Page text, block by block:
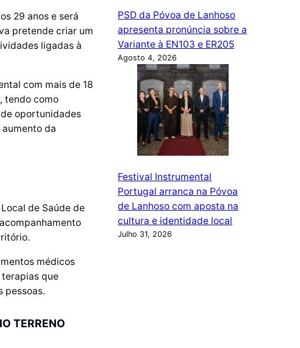
29 anos e será
pretende criar um
ligadas à
com mais de 18
tendo como
oportunidades
da
de Saúde de
médicos
que
pessoas.
TERRENO
PSD da Póvoa de Lanhoso
apresenta pronúncia sobre a
Variante à EN103 e ER205
Agosto 4, 2026
Festival Instrumental
Portugal arranca na Póvoa
de Lanhoso com aposta na
cultura e identidade local
Julho 31, 2026